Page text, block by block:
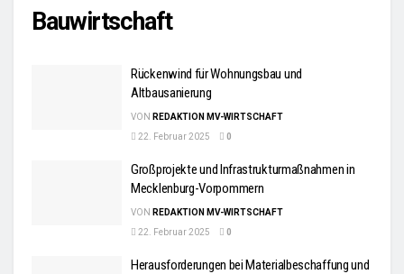
Bauwirtschaft
Rückenwind für Wohnungsbau und
Altbausanierung
VON REDAKTION MV-WIRTSCHAFT
22. Februar 2025
0
Großprojekte und Infrastrukturmaßnahmen in
Mecklenburg-Vorpommern
VON REDAKTION MV-WIRTSCHAFT
22. Februar 2025
0
Herausforderungen bei Materialbeschaffung und